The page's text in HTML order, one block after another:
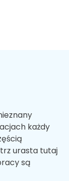
każdy
urasta tutaj
są